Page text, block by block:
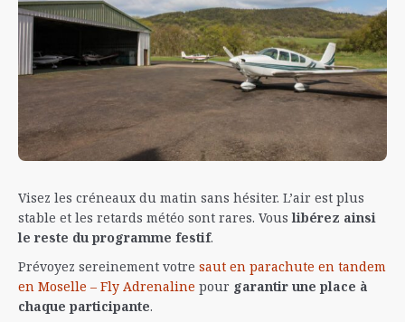
Visez les créneaux du matin sans hésiter. L’air est plus
stable et les retards météo sont rares. Vouslibérez ainsi
le reste du programme festif.
Prévoyez sereinement votre saut en parachute en tandem
en Moselle – Fly Adrenaline pour garantir une place à
chaque participante.